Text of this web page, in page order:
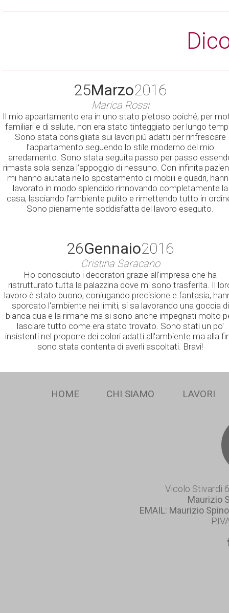
25Marzo2016
Marica Rossi
Il mio appartamento era in uno stato pietoso poiché, per
familiari e di salute, non era stato tinteggiato per lungo
Sono stata consigliata sui lavori più adatti per rinfrescare
l’appartamento seguendo lo stile moderno del mio
arredamento. Sono stata seguita passo per passo
rimasta sola senza l’appoggio di nessuno. Con infinita
mi hanno aiutata nello spostamento di mobili e quadri,
lavorato in modo splendido rinnovando completamente la
casa, lasciando l’ambiente pulito e rimettendo tutto in
Sono pienamente soddisfatta del lavoro eseguito.
26Gennaio2016
Cristina Saracano
Ho conosciuto i decoratori grazie all'impresa che ha
ristrutturato tutta la palazzina dove mi sono trasferita. Il
lavoro è stato buono, coniugando precisione e fantasia,
sporcato l'ambiente nei limiti, si sa lavorando una goccia di
bianca qua e la rimane ma si sono anche impegnati molto
lasciare tutto come era stato trovato. Sono stati un po'
insistenti nel proporre dei colori adatti all'ambiente ma alla
sono stata contenta di averli ascoltati. Bravi!
HOME CHI SIAMO LAVORI
Vicolo Stivardi
Maurizio
EMAIL: Maurizio